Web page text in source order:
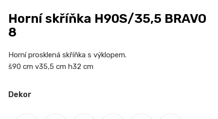
Horní skříňka H90S/35,5 BRAVO
8
Horní prosklená skříňka s výklopem.
š90 cm v35,5 cm h32 cm
Dekor